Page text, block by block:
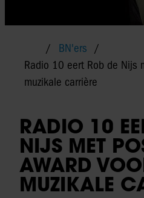
BN'ers
Radio 10 eert Rob de Nijs
muzikale carrière
RADIO 10
NIJS MET
AWARD
MUZIKALE